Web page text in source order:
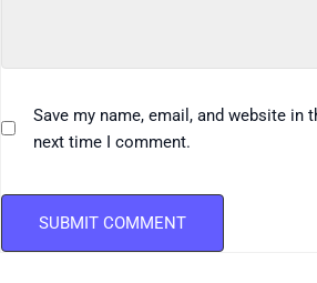
Save my name, email, and website in
next time I comment.